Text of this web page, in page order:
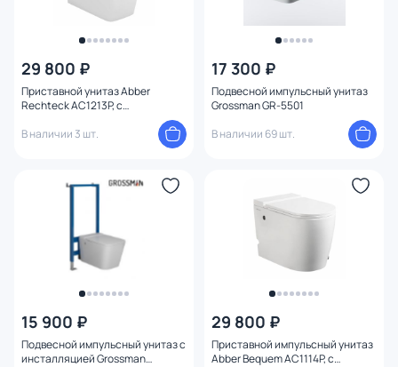
29 800 ₽
Приставной унитаз Abber
Rechteck AC1213P, с
В наличии 3 шт.
17 300 ₽
Подвесной импульсный унитаз
Grossman GR-5501
В наличии 69 шт.
15 900 ₽
Подвесной импульсный унитаз с
инсталляцией Grossman
29 800 ₽
Приставной импульсный унитаз
Abber Bequem AC1114P, с